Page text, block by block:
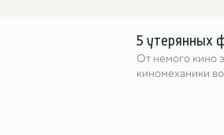
5 утерянных
От немого кино
киномеханики